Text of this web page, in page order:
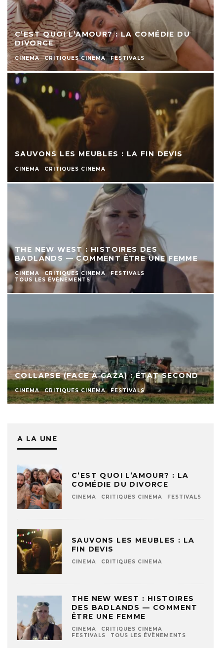
C’EST QUOI L’AMOUR? : LA COMÉDIE DU
DIVORCE
CINEMA CRITIQUES CINEMA FESTIVALS
SAUVONS LES MEUBLES : LA FIN DEVIS
CINEMA CRITIQUES CINEMA
THE NEW WEST : HISTOIRES DES
BADLANDS — COMMENT ÊTRE UNE FEMME
CINEMA CRITIQUES CINEMA
FESTIVALS
TOUS LES ÉVÈNEMENTS
COLLAPSE (FACE À GAZA) : ÉTAT SECOND
CINEMA CRITIQUES CINEMA FESTIVALS
A LA UNE
C’EST QUOI L’AMOUR? : LA
COMÉDIE DU DIVORCE
CINEMA CRITIQUES CINEMA FESTIVALS
SAUVONS LES MEUBLES : LA
FIN DEVIS
CINEMA CRITIQUES CINEMA
THE NEW WEST : HISTOIRES
DES BADLANDS — COMMENT
ÊTRE UNE FEMME
CINEMA
CRITIQUES CINEMA
FESTIVALS
TOUS LES ÉVÈNEMENTS